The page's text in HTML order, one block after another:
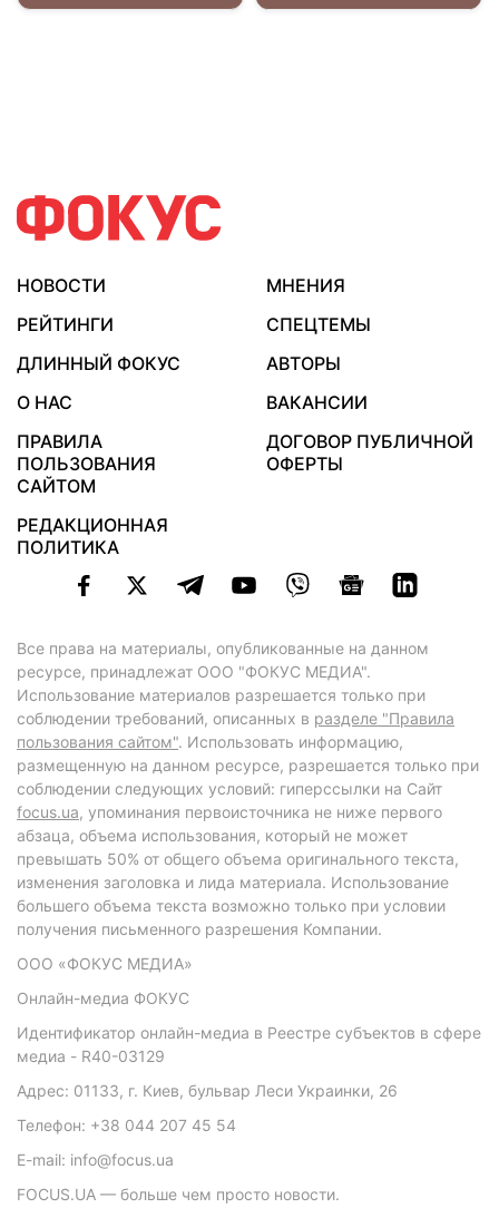
НОВОСТИ
МНЕНИЯ
РЕЙТИНГИ
СПЕЦТЕМЫ
ДЛИННЫЙ ФОКУС
АВТОРЫ
О НАС
ВАКАНСИИ
ПРАВИЛА
ПОЛЬЗОВАНИЯ
САЙТОМ
ДОГОВОР ПУБЛИЧНОЙ
ОФЕРТЫ
РЕДАКЦИОННАЯ
ПОЛИТИКА
Все права на материалы, опубликованные на данном
ресурсе, принадлежат ООО "ФОКУС МЕДИА".
Использование материалов разрешается только при
соблюдении требований, описанных в разделе "Правила
пользования сайтом". Использовать информацию,
размещенную на данном ресурсе, разрешается только при
соблюдении следующих условий: гиперссылки на Сайт
focus.ua, упоминания первоисточника не ниже первого
абзаца, объема использования, который не может
превышать 50% от общего объема оригинального текста,
изменения заголовка и лида материала. Использование
большего объема текста возможно только при условии
получения письменного разрешения Компании.
ООО «ФОКУС МЕДИА»
Онлайн-медиа ФОКУС
Идентификатор онлайн-медиа в Реестре субъектов в сфере
медиа - R40-03129
Адрес: 01133, г. Киев, бульвар Леси Украинки, 26
Телефон: +38 044 207 45 54
E-mail: info@focus.ua
FOCUS.UA — больше чем просто новости.